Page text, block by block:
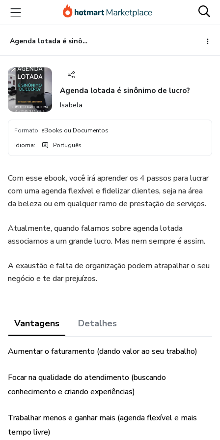
para
conteúdo
principal
para
pagamento
para
rodapé
Agenda lotada é sinônimo de lucro?
Agenda lotada é sinônimo de lucro?
Isabela
Formato: eBooks ou Documentos
Idioma: Português
Com esse ebook, você irá aprender os 4 passos para lucrar
com uma agenda flexível e fidelizar clientes, seja na área
da beleza ou em qualquer ramo de prestação de serviços.
Atualmente, quando falamos sobre agenda lotada
associamos a um grande lucro. Mas nem sempre é assim.
A exaustão e falta de organização podem atrapalhar o seu
negócio e te dar prejuízos.
Vantagens Detalhes
Aumentar o faturamento (dando valor ao seu trabalho)
Focar na qualidade do atendimento (buscando
conhecimento e criando experiências)
Trabalhar menos e ganhar mais (agenda flexível e mais
tempo livre)